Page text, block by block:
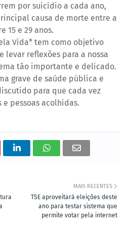
por suicídio a cada ano,
causa de morte entre a
15 e 29 anos.
Vida* tem como objetivo
levar reflexões para a nossa
tão importante e delicado.
grave de saúde pública e
para que cada vez
e pessoas acolhidas.
MAIS RECENTES
TSE aproveitará eleições deste
ano para testar sistema que
permite votar pela internet